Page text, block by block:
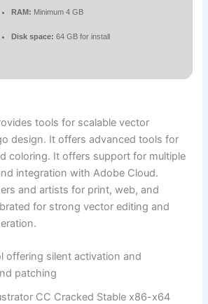
RAM: Minimum 4 GB
Disk space: 64 GB for install
tools for scalable vector
design. It offers advanced tools for
coloring. It offers support for multiple
integration with Adobe Cloud.
and artists for print, web, and
for strong vector editing and
offering silent activation and
patching
CC Cracked Stable x86-x64